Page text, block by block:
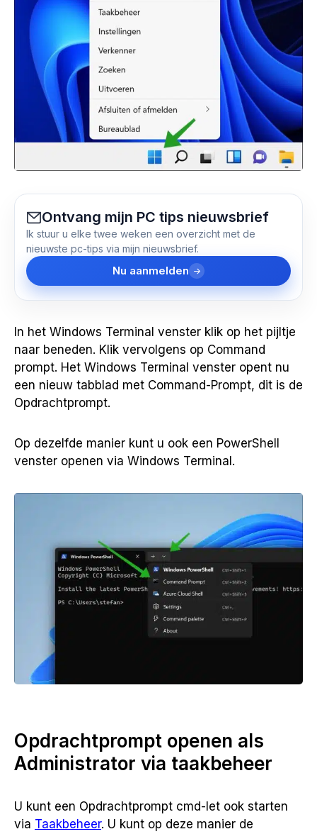
Ontvang mijn PC tips nieuwsbrief
Ik stuur u elke twee weken een overzicht met de
nieuwste pc-tips via mijn nieuwsbrief.
Nu aanmelden
In het Windows Terminal venster klik op het pijltje
naar beneden. Klik vervolgens op Command
prompt. Het Windows Terminal venster opent nu
een nieuw tabblad met Command-Prompt, dit is de
Opdrachtprompt.
Op dezelfde manier kunt u ook een PowerShell
venster openen via Windows Terminal.
Opdrachtprompt openen als
Administrator via taakbeheer
U kunt een Opdrachtprompt cmd-let ook starten
via Taakbeheer. U kunt op deze manier de